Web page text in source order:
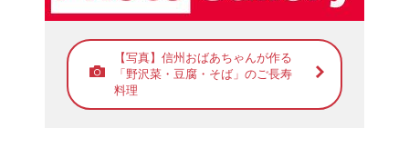
【写真】信州おばあちゃんが作る
「野沢菜・豆腐・そば」のご長寿
料理